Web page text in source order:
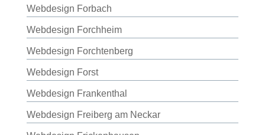
Webdesign Forbach
Webdesign Forchheim
Webdesign Forchtenberg
Webdesign Forst
Webdesign Frankenthal
Webdesign Freiberg am Neckar